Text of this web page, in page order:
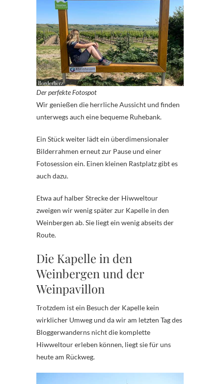
Der perfekte Fotospot
Wir genießen die herrliche Aussicht und finden
unterwegs auch eine bequeme Ruhebank.
Ein Stück weiter lädt ein überdimensionaler
Bilderrahmen erneut zur Pause und einer
Fotosession ein. Einen kleinen Rastplatz gibt es
auch dazu.
Etwa auf halber Strecke der Hiwweltour
zweigen wir wenig später zur Kapelle in den
Weinbergen ab. Sie liegt ein wenig abseits der
Route.
Die Kapelle in den
Weinbergen und der
Weinpavillon
Trotzdem ist ein Besuch der Kapelle kein
wirklicher Umweg und da wir am letzten Tag des
Bloggerwanderns nicht die komplette
Hiwweltour erleben können, liegt sie für uns
heute am Rückweg.